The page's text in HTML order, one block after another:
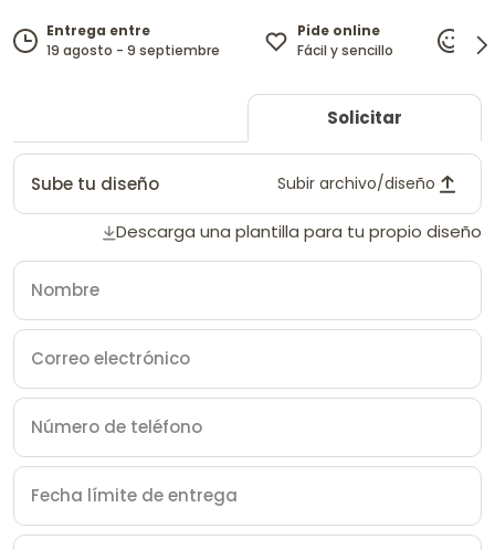
Entrega entre
19 agosto - 9 septiembre
Pide online
Fácil y sencillo
Solicitar
Sube tu diseño Subir archivo/diseño
Descarga una plantilla para tu propio diseño